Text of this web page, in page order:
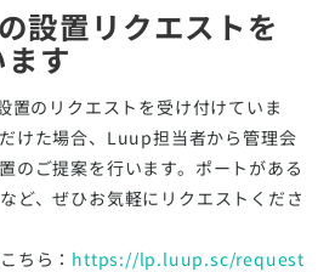
設置リクエストを
す
置のリクエストを受け付けていま
けた場合、Luup担当者から管理会
のご提案を行います。ポートがある
ど、ぜひお気軽にリクエストくださ
ちら： https://lp.luup.sc/request